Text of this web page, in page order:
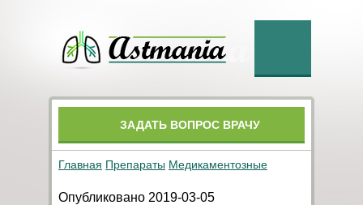
ЗАДАТЬ ВОПРОС ВРАЧУ
Главная Препараты Медикаментозные
Опубликовано 2019-03-05